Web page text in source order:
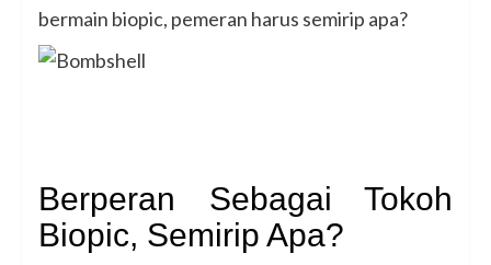
bermain biopic, pemeran harus semirip apa?
Berperan Sebagai Tokoh
Biopic, Semirip Apa?